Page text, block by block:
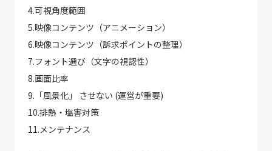
4.可視角度範囲
5.映像コンテンツ（アニメーション）
6.映像コンテンツ（訴求ポイントの整理）
7.フォント選び（文字の視認性）
8.画面比率
9.「風景化」 させない (運営が重要)
10.排熱・塩害対策
11.メンテナンス